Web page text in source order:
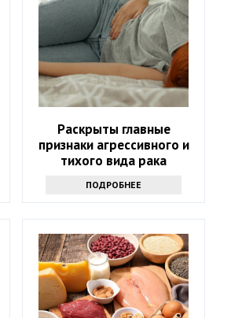
Раскрыты главные
признаки агрессивного и
тихого вида рака
ПОДРОБНЕЕ